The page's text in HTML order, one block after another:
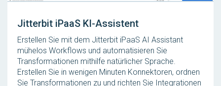
Jitterbit iPaaS KI-Assistent
Erstellen Sie mit dem Jitterbit iPaaS AI Assistant
mühelos Workflows und automatisieren Sie
Transformationen mithilfe natürlicher Sprache.
Erstellen Sie in wenigen Minuten Konnektoren, ordnen
Sie Transformationen zu und richten Sie Integrationen